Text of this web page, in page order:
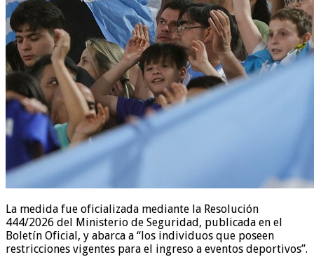
La medida fue oficializada mediante la Resolución
444/2026 del Ministerio de Seguridad, publicada en el
Boletín Oficial, y abarca a “los individuos que poseen
restricciones vigentes para el ingreso a eventos deportivos”.